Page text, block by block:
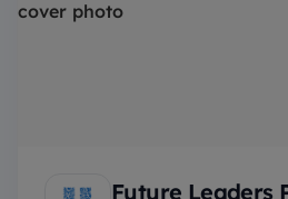
Future Leaders